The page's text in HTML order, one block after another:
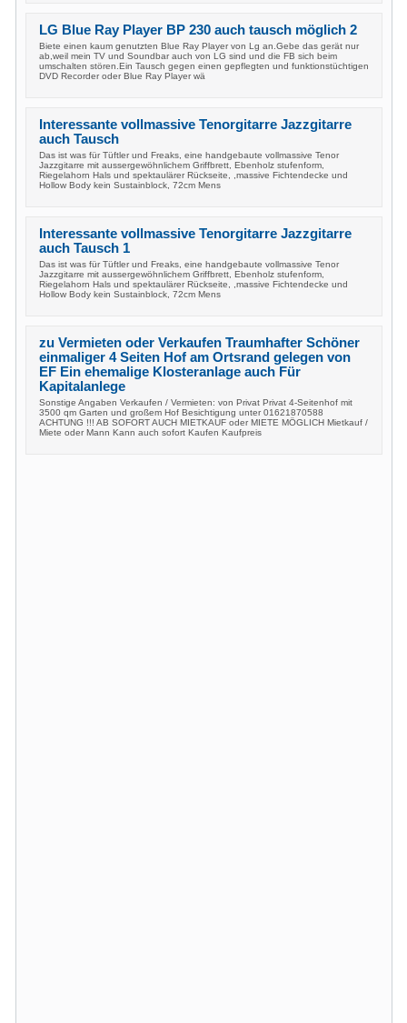
LG Blue Ray Player BP 230 auch tausch möglich 2
Biete einen kaum genutzten Blue Ray Player von Lg an.Gebe das gerät nur
ab,weil mein TV und Soundbar auch von LG sind und die FB sich beim
umschalten stören.Ein Tausch gegen einen gepflegten und funktionstüchtigen
DVD Recorder oder Blue Ray Player wä
Interessante vollmassive Tenorgitarre Jazzgitarre
auch Tausch
Das ist was für Tüftler und Freaks, eine handgebaute vollmassive Tenor
Jazzgitarre mit aussergewöhnlichem Griffbrett, Ebenholz stufenform,
Riegelahorn Hals und spektaulärer Rückseite, ,massive Fichtendecke und
Hollow Body kein Sustainblock, 72cm Mens
Interessante vollmassive Tenorgitarre Jazzgitarre
auch Tausch 1
Das ist was für Tüftler und Freaks, eine handgebaute vollmassive Tenor
Jazzgitarre mit aussergewöhnlichem Griffbrett, Ebenholz stufenform,
Riegelahorn Hals und spektaulärer Rückseite, ,massive Fichtendecke und
Hollow Body kein Sustainblock, 72cm Mens
zu Vermieten oder Verkaufen Traumhafter Schöner
einmaliger 4 Seiten Hof am Ortsrand gelegen von
EF Ein ehemalige Klosteranlage auch Für
Kapitalanlege
Sonstige Angaben Verkaufen / Vermieten: von Privat Privat 4-Seitenhof mit
3500 qm Garten und großem Hof Besichtigung unter 01621870588
ACHTUNG !!! AB SOFORT AUCH MIETKAUF oder MIETE MÖGLICH Mietkauf /
Miete oder Mann Kann auch sofort Kaufen Kaufpreis